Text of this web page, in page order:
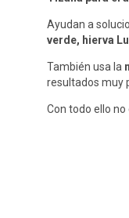
Ayudan a
verde, hierva
También usa la
resultados muy
Con todo ello